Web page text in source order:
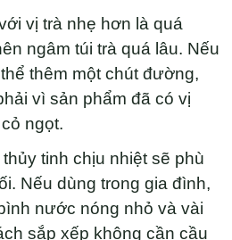
vị trà nhẹ hơn là quá
ngâm túi trà quá lâu. Nếu
thêm một chút đường,
vì sản phẩm đã có vị
ngọt.
tinh chịu nhiệt sẽ phù
Nếu dùng trong gia đình,
nước nóng nhỏ và vài
sắp xếp không cần cầu